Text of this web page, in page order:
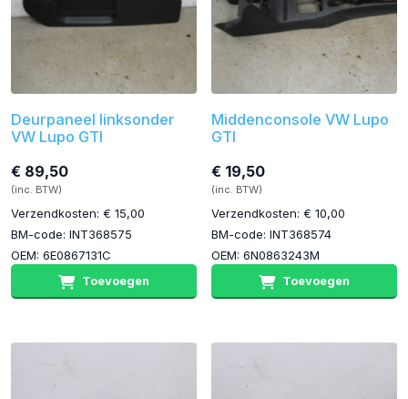
Deurpaneel linksonder
VW Lupo GTI
€ 89,50
(inc. BTW)
Verzendkosten: € 15,00
BM-code: INT368575
OEM: 6E0867131C
Toevoegen
Middenconsole VW Lupo
GTI
€ 19,50
(inc. BTW)
Verzendkosten: € 10,00
BM-code: INT368574
OEM: 6N0863243M
Toevoegen